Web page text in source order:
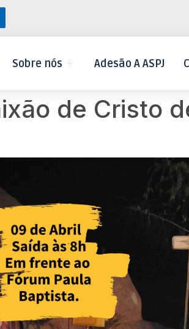
Sobre nós Adesão A ASPJ
de Cristo